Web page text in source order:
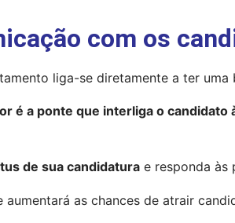
com os
liga-se diretamente a ter
é a ponte que interliga o candidato
de sua candidatura e responda às
as chances de atrair